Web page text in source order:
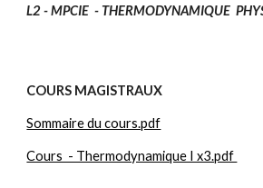
L2 - MPCIE - THERMODYNAMIQUE
COURS MAGISTRAUX
Sommaire du cours.pdf
Cours - Thermodynamique I x3.pdf